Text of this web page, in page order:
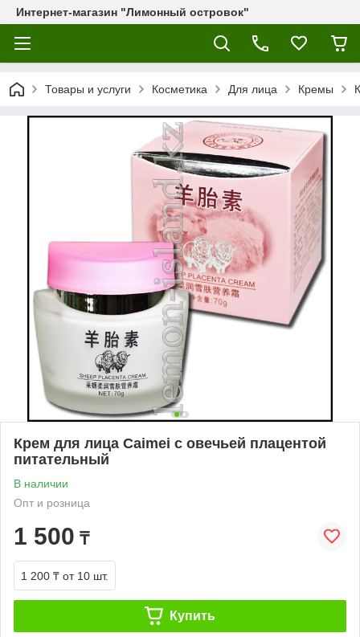
Интернет-магазин "Лимонный островок"
Товары и услуги Косметика Для лица Кремы
Крем для лица Caimei с овечьей плацентой
питательный
В наличии
Опт и розница
1 500 ₸
1 200 ₸ от 10 шт.
Купить